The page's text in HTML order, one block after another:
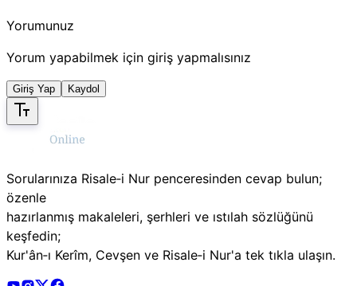
Yorumunuz
Yorum yapabilmek için giriş yapmalısınız
Giriş Yap Kaydol
Sorularınıza Risale‑i Nur penceresinden cevap bulun;
özenle
hazırlanmış makaleleri, şerhleri ve ıstılah sözlüğünü
keşfedin;
Kur'ân‑ı Kerîm, Cevşen ve Risale‑i Nur'a tek tıkla ulaşın.